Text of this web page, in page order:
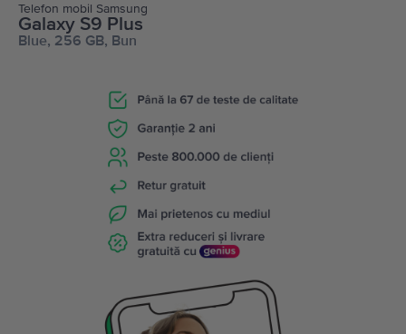
Telefon mobil Samsung
Galaxy S9 Plus
Blue, 256 GB, Bun